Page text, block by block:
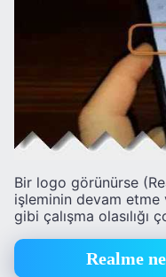
Bir logo görünürse
işleminin devam etme
gibi çalışma olasılığı
Realme